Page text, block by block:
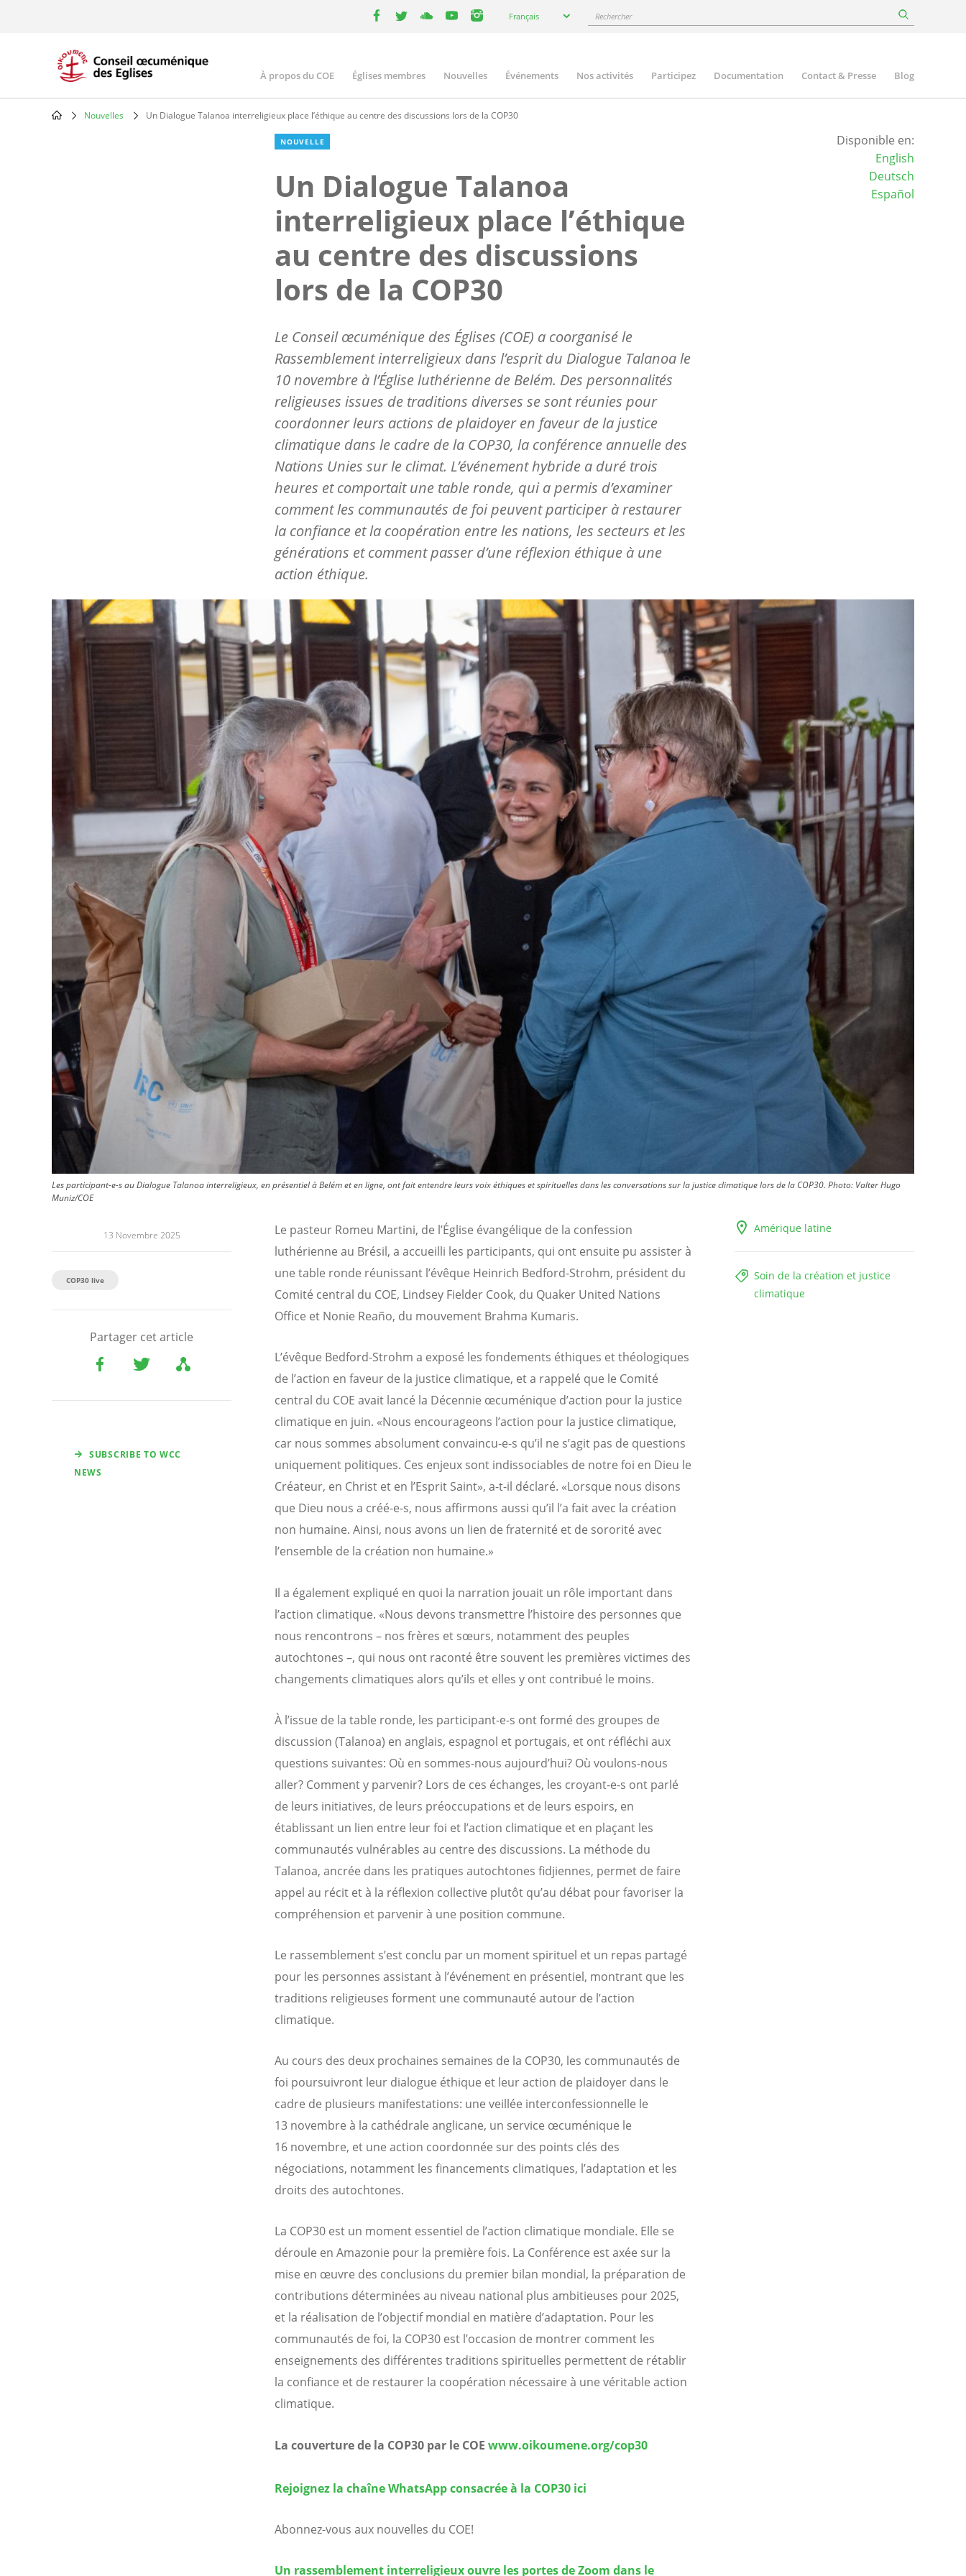
your
Français Rechercher
Main
navigation
À propos du COE Églises membres Nouvelles Événements Nos activités Participez Documentation Contact & Presse Blog
Nouvelles Un Dialogue Talanoa interreligieux place l’éthique au centre des discussions lors de la COP30
NOUVELLE
Un Dialogue Talanoa
interreligieux place l’éthique
au centre des discussions
lors de la COP30
Le Conseil œcuménique des Églises (COE) a coorganisé le
Rassemblement interreligieux dans l’esprit du Dialogue Talanoa le
10 novembre à l’Église luthérienne de Belém. Des personnalités
religieuses issues de traditions diverses se sont réunies pour
coordonner leurs actions de plaidoyer en faveur de la justice
climatique dans le cadre de la COP30, la conférence annuelle des
Nations Unies sur le climat. L’événement hybride a duré trois
heures et comportait une table ronde, qui a permis d’examiner
comment les communautés de foi peuvent participer à restaurer
la confiance et la coopération entre les nations, les secteurs et les
générations et comment passer d’une réflexion éthique à une
action éthique.
Disponible en:
English
Deutsch
Español
Image
Les participant-e-s au Dialogue Talanoa interreligieux, en présentiel à Belém et en ligne, ont fait entendre leurs voix éthiques et spirituelles dans les conversations sur la justice climatique lors de la COP30. Photo: Valter Hugo
Muniz/COE
13 Novembre 2025
COP30 live
Partager cet article
SUBSCRIBE TO WCC
NEWS
Amérique latine
Soin de la création et justice
climatique
Le pasteur Romeu Martini, de l’Église évangélique de la confession
luthérienne au Brésil, a accueilli les participants, qui ont ensuite pu assister à
une table ronde réunissant l’évêque Heinrich Bedford-Strohm, président du
Comité central du COE, Lindsey Fielder Cook, du Quaker United Nations
Office et Nonie Reaño, du mouvement Brahma Kumaris.
L’évêque Bedford-Strohm a exposé les fondements éthiques et théologiques
de l’action en faveur de la justice climatique, et a rappelé que le Comité
central du COE avait lancé la Décennie œcuménique d’action pour la justice
climatique en juin. «Nous encourageons l’action pour la justice climatique,
car nous sommes absolument convaincu-e-s qu’il ne s’agit pas de questions
uniquement politiques. Ces enjeux sont indissociables de notre foi en Dieu le
Créateur, en Christ et en l’Esprit Saint», a-t-il déclaré. «Lorsque nous disons
que Dieu nous a créé-e-s, nous affirmons aussi qu’il l’a fait avec la création
non humaine. Ainsi, nous avons un lien de fraternité et de sororité avec
l’ensemble de la création non humaine.»
Il a également expliqué en quoi la narration jouait un rôle important dans
l’action climatique. «Nous devons transmettre l’histoire des personnes que
nous rencontrons – nos frères et sœurs, notamment des peuples
autochtones –, qui nous ont raconté être souvent les premières victimes des
changements climatiques alors qu’ils et elles y ont contribué le moins.
À l’issue de la table ronde, les participant-e-s ont formé des groupes de
discussion (Talanoa) en anglais, espagnol et portugais, et ont réfléchi aux
questions suivantes: Où en sommes-nous aujourd’hui? Où voulons-nous
aller? Comment y parvenir? Lors de ces échanges, les croyant-e-s ont parlé
de leurs initiatives, de leurs préoccupations et de leurs espoirs, en
établissant un lien entre leur foi et l’action climatique et en plaçant les
communautés vulnérables au centre des discussions. La méthode du
Talanoa, ancrée dans les pratiques autochtones fidjiennes, permet de faire
appel au récit et à la réflexion collective plutôt qu’au débat pour favoriser la
compréhension et parvenir à une position commune.
Le rassemblement s’est conclu par un moment spirituel et un repas partagé
pour les personnes assistant à l’événement en présentiel, montrant que les
traditions religieuses forment une communauté autour de l’action
climatique.
Au cours des deux prochaines semaines de la COP30, les communautés de
foi poursuivront leur dialogue éthique et leur action de plaidoyer dans le
cadre de plusieurs manifestations: une veillée interconfessionnelle le
13 novembre à la cathédrale anglicane, un service œcuménique le
16 novembre, et une action coordonnée sur des points clés des
négociations, notamment les financements climatiques, l’adaptation et les
droits des autochtones.
La COP30 est un moment essentiel de l’action climatique mondiale. Elle se
déroule en Amazonie pour la première fois. La Conférence est axée sur la
mise en œuvre des conclusions du premier bilan mondial, la préparation de
contributions déterminées au niveau national plus ambitieuses pour 2025,
et la réalisation de l’objectif mondial en matière d’adaptation. Pour les
communautés de foi, la COP30 est l’occasion de montrer comment les
enseignements des différentes traditions spirituelles permettent de rétablir
la confiance et de restaurer la coopération nécessaire à une véritable action
climatique.
La couverture de la COP30 par le COE www.oikoumene.org/cop30
Rejoignez la chaîne WhatsApp consacrée à la COP30 ici
Abonnez-vous aux nouvelles du COE!
Un rassemblement interreligieux ouvre les portes de Zoom dans le